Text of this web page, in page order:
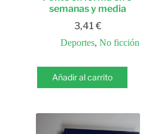
semanas y media
3,41 €
Deportes, No ficción
Añadir al carrito